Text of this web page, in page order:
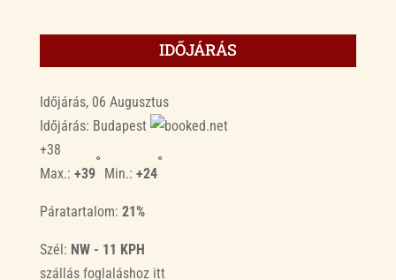
IDŐJÁRÁS
Időjárás, 06 Augusztus
Időjárás: Budapest
+38
Max.: +39
°
Min.: +24
°
Páratartalom: 21%
Szél: NW - 11 KPH
szállás foglaláshoz itt